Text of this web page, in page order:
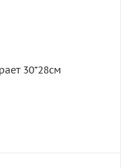
30*28см